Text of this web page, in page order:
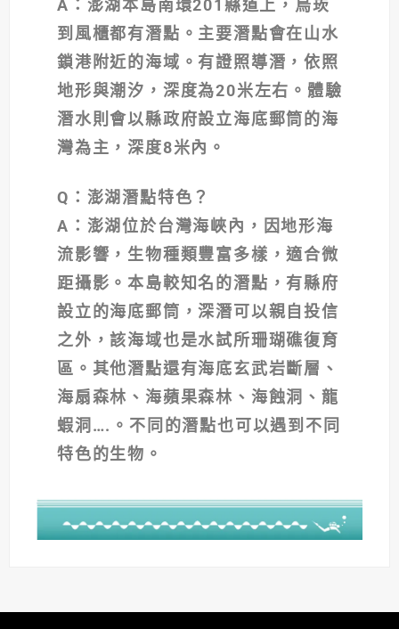
A：澎湖本島南環201縣道上，烏崁
到風櫃都有潛點。主要潛點會在山水
鎖港附近的海域。有證照導潛，依照
地形與潮汐，深度為20米左右。體驗
潛水則會以縣政府設立海底郵筒的海
灣為主，深度8米內。
Q ：澎湖潛點特色？
A：澎湖位於台灣海峽內，因地形海
流影響，生物種類豐富多樣，適合微
距攝影。本島較知名的潛點，有縣府
設立的海底郵筒，深潛可以親自投信
之外，該海域也是水試所珊瑚礁復育
區。其他潛點還有海底玄武岩斷層、
海扇森林、海蘋果森林、海蝕洞、龍
蝦洞….。不同的潛點也可以遇到不同
特色的生物。